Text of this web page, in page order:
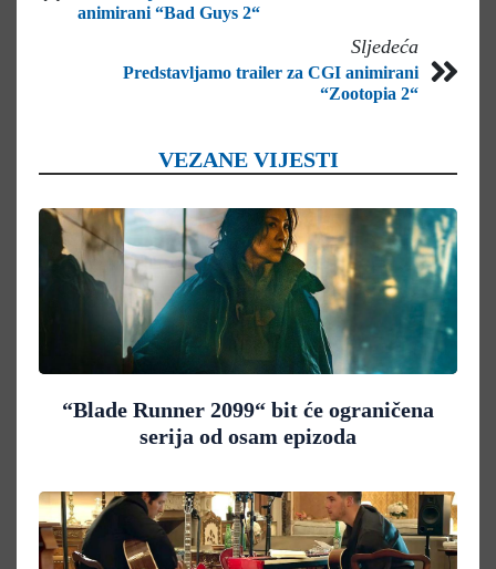
animirani “Bad Guys 2“
Sljedeća
Predstavljamo trailer za CGI animirani
“Zootopia 2“
VEZANE VIJESTI
“Blade Runner 2099“ bit će ograničena
serija od osam epizoda